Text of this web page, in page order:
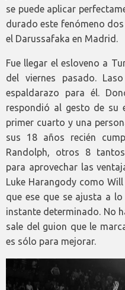
se puede aplicar
durado este fenómeno
el Darussafaka en Madrid.
Fue llegar el esloveno a
del viernes pasado.
espaldarazo para él.
respondió al gesto de su
primer cuarto y una
sus 18 años recién
Randolph, otros 8
para aprovechar las
Luke Harangody como
que ese que se ajusta a
instante determinado. No
sale del guion que le
es sólo para mejorar.